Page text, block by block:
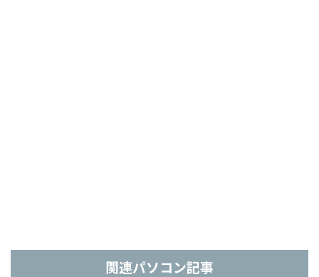
関連パソコン記事